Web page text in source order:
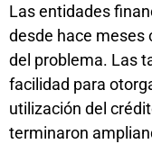
Las entidades
desde hace meses
del problema. Las
facilidad para
utilización del
terminaron